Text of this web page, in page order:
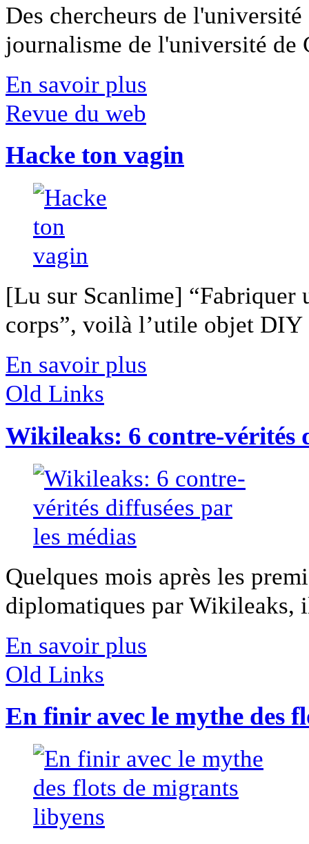
Des chercheurs de
journalisme de l'université
En savoir plus
Revue du web
Hacke ton vagin
[Lu sur Scanlime] “Fabriquer
corps”, voilà l’utile objet
En savoir plus
Old Links
Wikileaks: 6 contre-vérités
Quelques mois après les
diplomatiques par Wikileaks,
En savoir plus
Old Links
En finir avec le mythe des